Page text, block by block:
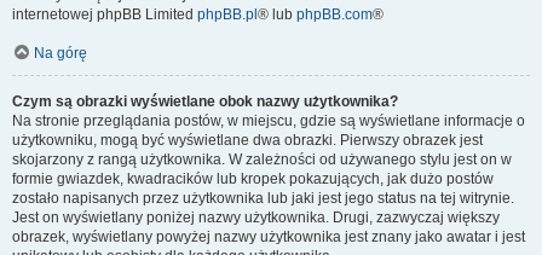
internetowej phpBB Limited phpBB.pl ® lub phpBB.com®
Na górę
Czym są obrazki wyświetlane obok nazwy użytkownika?
Na stronie przeglądania postów, w miejscu, gdzie są wyświetlane informacje o
użytkowniku, mogą być wyświetlane dwa obrazki. Pierwszy obrazek jest
skojarzony z rangą użytkownika. W zależności od używanego stylu jest on w
formie gwiazdek, kwadracików lub kropek pokazujących, jak dużo postów
zostało napisanych przez użytkownika lub jaki jest jego status na tej witrynie.
Jest on wyświetlany poniżej nazwy użytkownika. Drugi, zazwyczaj większy
obrazek, wyświetlany powyżej nazwy użytkownika jest znany jako awatar i jest